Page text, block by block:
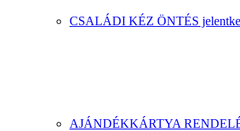
CSALÁDI KÉZ ÖNTÉS
AJÁNDÉKKÁRTYA